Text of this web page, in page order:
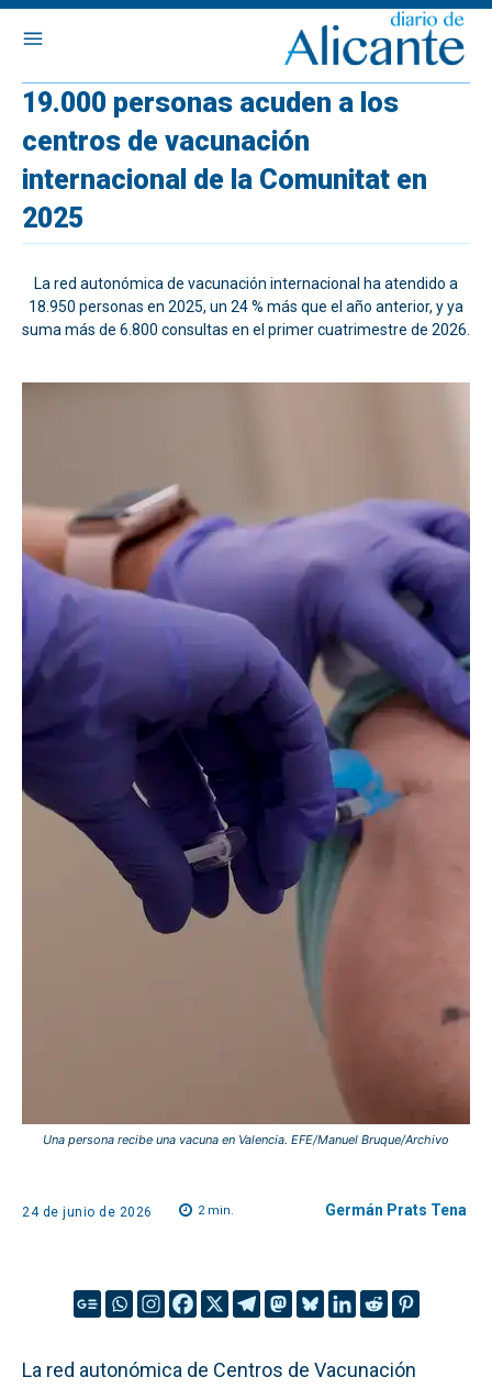
19.000 personas acuden a los
centros de vacunación
internacional de la Comunitat en
2025
La red autonómica de vacunación internacional ha atendido a
18.950 personas en 2025, un 24 % más que el año anterior, y ya
suma más de 6.800 consultas en el primer cuatrimestre de 2026.
Una persona recibe una vacuna en Valencia. EFE/Manuel Bruque/Archivo
24 de junio de 2026 2min. Germán Prats Tena
La red autonómica de Centros de Vacunación